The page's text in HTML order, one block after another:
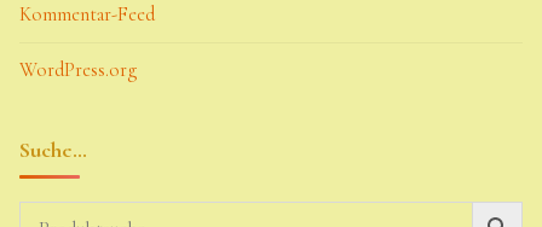
Kommentar-Feed
WordPress.org
Suche…